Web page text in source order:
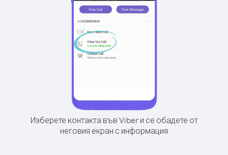
Изберете контакта във Viber и се обадете от
неговия екран с информация